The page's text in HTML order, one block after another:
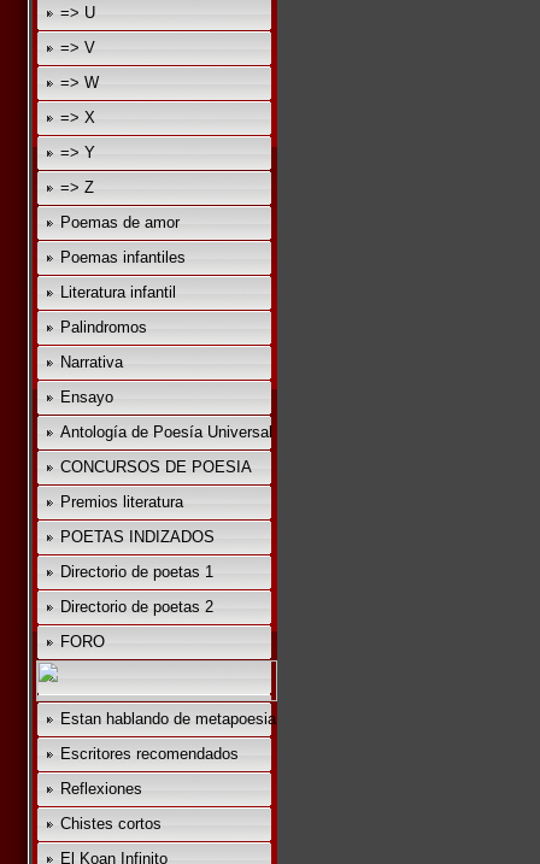
=> U
=> V
=> W
=> X
=> Y
=> Z
Poemas de amor
Poemas infantiles
Literatura infantil
Palindromos
Narrativa
Ensayo
Antología de Poesía Universal
CONCURSOS DE POESIA
Premios literatura
POETAS INDIZADOS
Directorio de poetas 1
Directorio de poetas 2
FORO
Estan hablando de metapoesia
Escritores recomendados
Reflexiones
Chistes cortos
El Koan Infinito